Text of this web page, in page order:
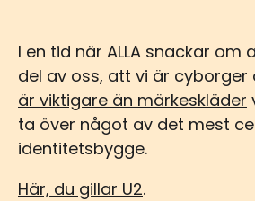
I en tid när ALLA snackar om
del av oss, att vi är cyborger
är viktigare än märkeskläder
ta över något av det mest
identitetsbygge.
Här, du gillar U2.